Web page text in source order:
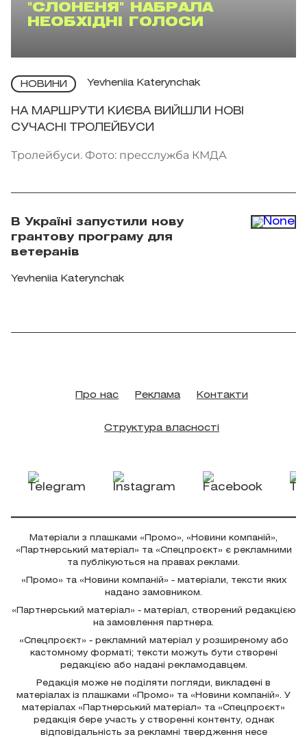
"СЛОНЕНЯ" НАБРАЛА
НЕОБХІДНІ ГОЛОСИ
НОВИНИ Yevheniia Katerynchak
НА МАРШРУТИ КИЄВА ВИЙШЛИ НОВІ
СУЧАСНІ ТРОЛЕЙБУСИ
Тролейбуси. Фото: пресслужба КМДА
В Україні запустили нову
грантову програму для
ветеранів
Yevheniia Katerynchak
Про нас Реклама Контакти
Структура власності
Матеріали з плашками «Промо», «Новини компаній»,
«Партнерський матеріал» та «Спецпроєкт» є рекламними
та публікуються на правах реклами.
«Промо» та «Новини компаній» - матеріали, тексти яких
надано замовником.
«Партнерський матеріал» - матеріал, створений редакцією
на замовлення партнера.
«Спецпроєкт» - рекламний матеріал у розширеному або
кастомному форматі; тексти можуть бути створені
редакцією або надані рекламодавцем.
Редакція може не поділяти погляди, викладені в
матеріалах із плашками «Промо» та «Новини компаній». У
матеріалах «Партнерський матеріал» та «Спецпроєкт»
редакція бере участь у створенні контенту, однак
відповідальність за рекламні твердження несе